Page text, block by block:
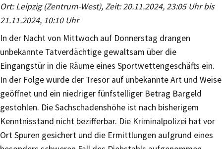
Ort: Leipzig (Zentrum-West), Zeit: 20.11.2024, 23:05 Uhr bis
21.11.2024, 10:10 Uhr
In der Nacht von Mittwoch auf Donnerstag drangen
unbekannte Tatverdächtige gewaltsam über die
Eingangstür in die Räume eines Sportwettengeschäfts ein.
In der Folge wurde der Tresor auf unbekannte Art und Weise
geöffnet und ein niedriger fünfstelliger Betrag Bargeld
gestohlen. Die Sachschadenshöhe ist nach bisherigem
Kenntnisstand nicht bezifferbar. Die Kriminalpolizei hat vor
Ort Spuren gesichert und die Ermittlungen aufgrund eines